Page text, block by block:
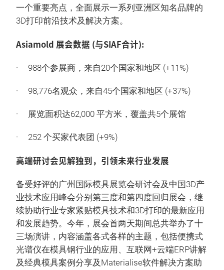
一个重要亮点，全面展示一系列亚洲区知名品牌的
3D打印前沿技术及解决方案。
Asiamold 展会数据 (与SIAF合计):
· 988个参展商，来自20个国家和地区 (+11%)
· 98,776名观众，来自45个国家和地区 (+37%)
· 展览面积达62,000 平方米，覆盖共5个展馆
· 252 个买家代表团 (+9%)
高端研讨会见解独到，引领未来行业发展
备受好评的广州国际模具展览会研讨会及中国3D产
业技术应用峰会分别第三度和第四度回归展会，继
续协助行业专家紧贴模具技术和3D打印的最新应用
和发展趋势。今年，展会首两天期间总共举办了十
三场演讲，内容涵盖各式各样的主题，包括便携式
光谱仪在模具钢行业的应用、互联网+云端ERP讲解
及经典模具案例分享及Materialise软件解决方案助